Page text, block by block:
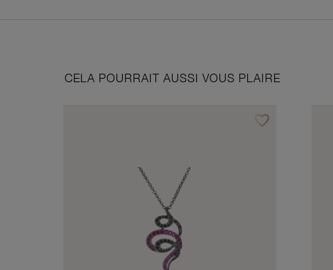
CELA POURRAIT AUSSI VOUS PLAIRE
favorite_borderAjouter à vos